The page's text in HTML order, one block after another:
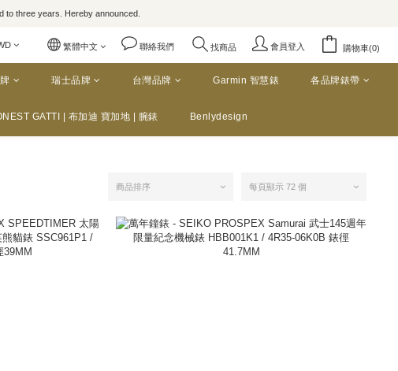
to three years. Hereby announced.
繁體中文 聯絡我們 找商品 會員登入 購物車(0)
瑞士品牌 台灣品牌 Garmin 智慧錶 各品牌錶帶
GATTI | 布加迪 寶加地 | 腕錶 Benlydesign
商品排序 每頁顯示 72 個